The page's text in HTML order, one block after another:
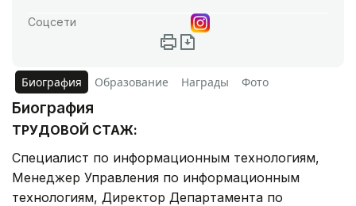
Соцсети
Биография Образование Награды Фото
Биография
ТРУДОВОЙ СТАЖ:
Специалист по информационным технологиям,
Менеджер Управления по информационным
технологиям, Директор Департамента по